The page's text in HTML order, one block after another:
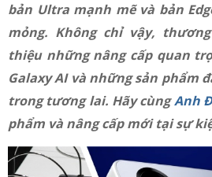
bản Ultra mạnh mẽ và bản
mỏng. Không chỉ vậy,
thiệu những nâng cấp quan
Galaxy AI và những sản phẩm
trong tương lai. Hãy cùngAnh
phẩm và nâng cấp mới tại sự